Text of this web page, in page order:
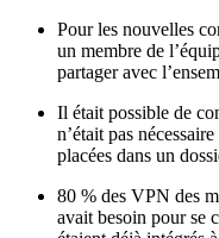
Pour les nouvelles
un membre de
partager avec
Il était possible de
n’était pas
placées dans un
80 % des VPN des
avait besoin pour se